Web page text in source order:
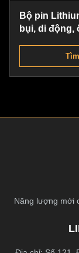
Bộ pin
bụi, di động,
Năng lượng mới